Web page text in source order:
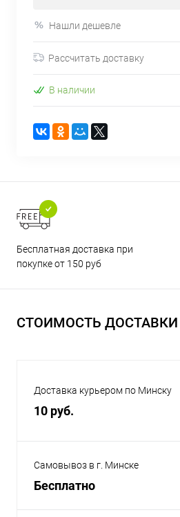
Нашли дешевле
Рассчитать доставку
В наличии
Бесплатная доставка при
покупке от 150 руб
СТОИМОСТЬ ДОСТАВКИ
Доставка курьером по Минску
10 руб.
Самовывоз в г. Минске
Бесплатно